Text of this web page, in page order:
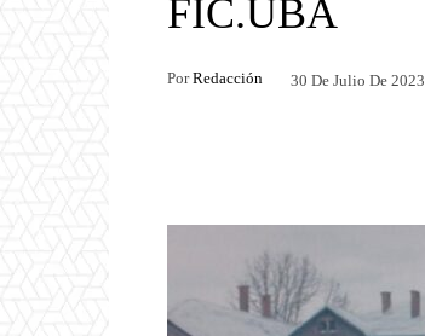
FIC.UBA
Por Redacción 30 De Julio De 2023